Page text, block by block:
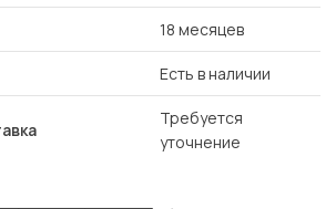
18 месяцев
Есть в наличии
Требуется
уточнение